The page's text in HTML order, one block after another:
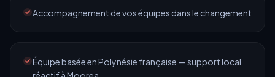
Accompagnement de vos équipes dans le changement
Équipe basée en Polynésie française — support local